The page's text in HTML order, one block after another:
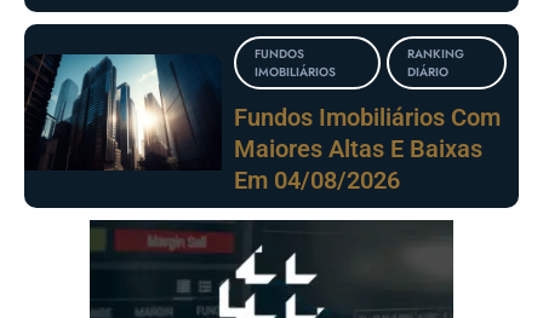
FUNDOS
IMOBILIÁRIOS
RANKING
DIÁRIO
Fundos Imobiliários Com
Maiores Altas E Baixas
Em 04/08/2026